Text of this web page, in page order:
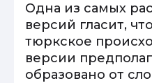
Одна из самых
версий гласит,
тюркское
версии
образовано от